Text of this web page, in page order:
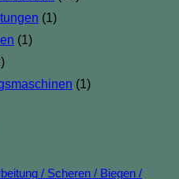
(1)
(1)
(1)
/ Scheren / Biegen /